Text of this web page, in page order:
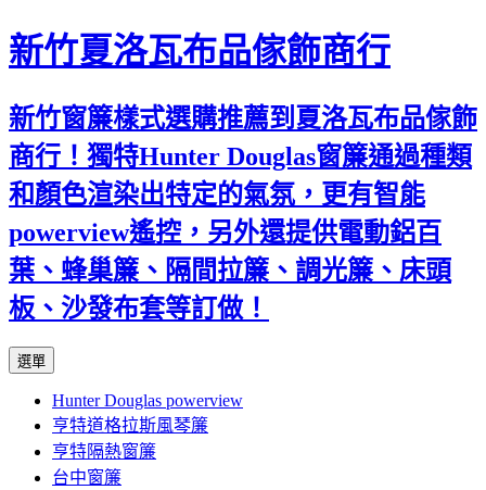
新竹夏洛瓦布品傢飾商行
新竹窗簾樣式選購推薦到夏洛瓦布品傢飾
商行！獨特Hunter Douglas窗簾通過種類
和顏色渲染出特定的氣氛，更有智能
powerview遙控，另外還提供電動鋁百
葉、蜂巢簾、隔間拉簾、調光簾、床頭
板、沙發布套等訂做！
選單
內
容
Hunter Douglas powerview
亨特道格拉斯風琴簾
亨特隔熱窗簾
台中窗簾